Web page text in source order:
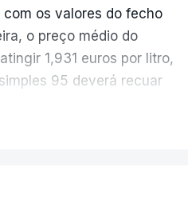
os valores do fecho
o preço médio do
1,931 euros por litro,
95 deverá recuar
do petróleo,